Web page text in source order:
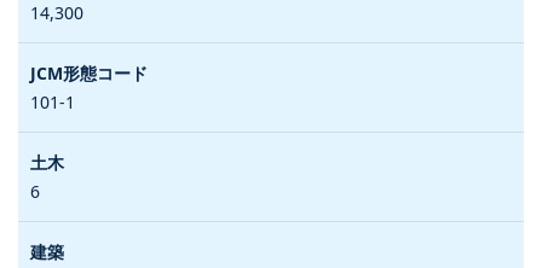
14,300
101-1
6